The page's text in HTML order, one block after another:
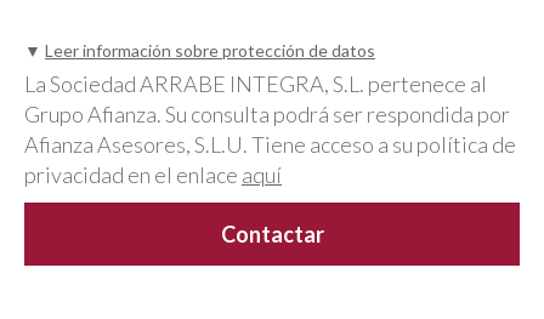
▼ Leer información sobre protección de datos
La Sociedad ARRABE INTEGRA, S.L. pertenece al
Grupo Afianza. Su consulta podrá ser respondida por
Afianza Asesores, S.L.U. Tiene acceso a su política de
privacidad en el enlace aquí